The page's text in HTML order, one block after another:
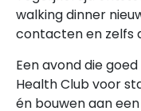
walking dinner
contacten en zelfs
Een avond die
Health Club voor
én bouwen aan